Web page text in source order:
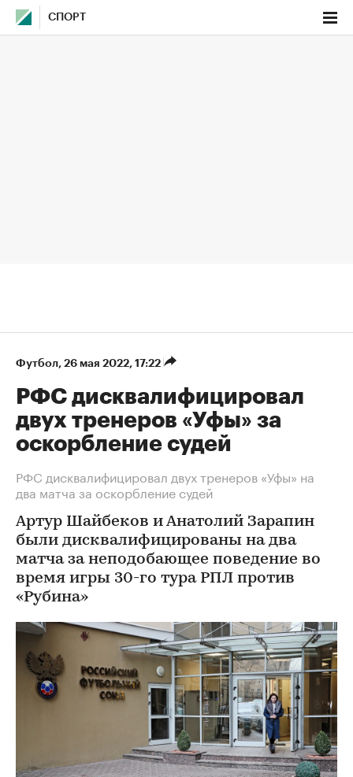
СПОРТ
Футбол⁠, 26 мая 2022, 17:22
РФС дисквалифицировал
двух тренеров «Уфы» за
оскорбление судей
РФС дисквалифицировал двух тренеров «Уфы» на
два матча за оскорбление судей
Артур Шайбеков и Анатолий Зарапин
были дисквалифицированы на два
матча за неподобающее поведение во
время игры 30-го тура РПЛ против
«Рубина»